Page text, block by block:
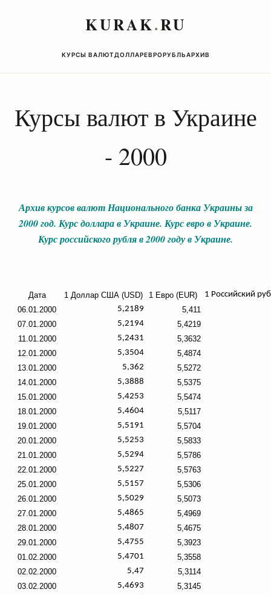
KURAK.RU
КУРСЫ ВАЛЮТДОЛЛАРЕВРОРУБЛЬАРХИВ
Курсы валют в Украине
- 2000
Архив курсов валют Национального банка Украины за
2000 год. Курс доллара в Украине. Курс евро в Украине.
Курс российского рубля в 2000 году в Украине.
Дата 1 Доллар США (USD) 1 Евро (EUR)
1 Российский
06.01.2000
5,2189
5,411
07.01.2000
5,2194
5,4219
11.01.2000
5,2431
5,3632
12.01.2000
5,3504
5,4874
13.01.2000
5,362
5,5272
14.01.2000
5,3888
5,5375
15.01.2000
5,4253
5,5474
18.01.2000
5,4604
5,5117
19.01.2000
5,5191
5,5704
20.01.2000
5,5253
5,5833
21.01.2000
5,5294
5,5786
22.01.2000
5,5227
5,5763
25.01.2000
5,5157
5,5306
26.01.2000
5,5029
5,5073
27.01.2000
5,4865
5,4969
28.01.2000
5,4807
5,4675
29.01.2000
5,4755
5,3923
01.02.2000
5,4701
5,3558
02.02.2000
5,47
5,3114
03.02.2000
5,4693
5,3145